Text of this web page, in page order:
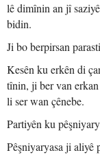
lê dimînin an jî
bidin.
Ji bo berpirsan
Kesên ku erkên di
tînin, ji ber van
li ser wan çênebe.
Partiyên ku
Pêşniyaryasa ji